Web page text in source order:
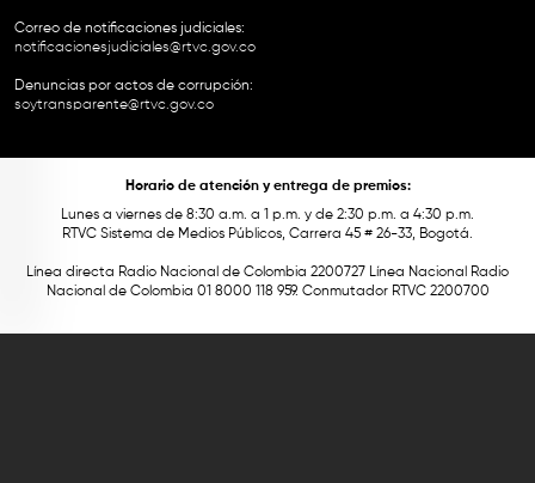
Correo de notificaciones judiciales:
notificacionesjudiciales@rtvc.gov.co
Denuncias por actos de corrupción:
soytransparente@rtvc.gov.co
Horario de atención y entrega de premios:
Lunes a viernes de 8:30 a.m. a 1 p.m. y de 2:30 p.m. a 4:30 p.m.
RTVC Sistema de Medios Públicos, Carrera 45 # 26-33, Bogotá.
Línea directa Radio Nacional de Colombia 2200727 Línea Nacional Radio
Nacional de Colombia 01 8000 118 959. Conmutador RTVC 2200700